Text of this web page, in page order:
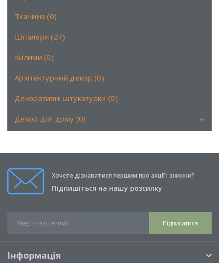
Тканина (0)
Шпалери (27)
Килими (0)
Архітектурний декор (0)
Декоративні штукатурки (0)
Декор для дому (0)
Свічки (0)Хочете дізнаватися першим про акції і знижки?
Підпишіться на нашу розсилку
Підписатися
Інформація